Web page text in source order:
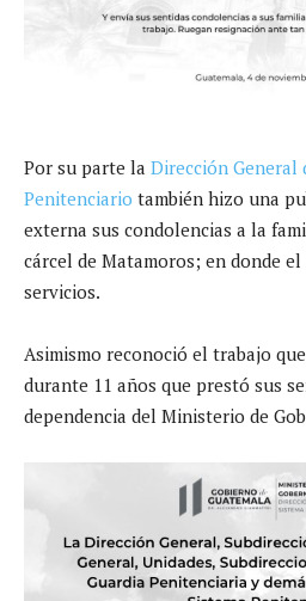
Por su parte la Dirección General
Penitenciario también hizo una
externa sus condolencias a la
cárcel de Matamoros; en donde
servicios.
Asimismo reconoció el trabajo
durante 11 años que prestó sus
dependencia del Ministerio de